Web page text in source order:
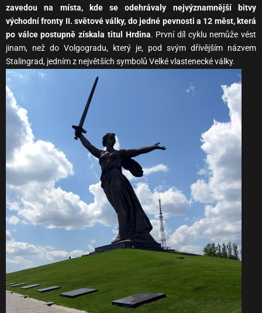
zavedou na místa, kde se odehrávaly nejvýznamnější bitvy
východní fronty II. světové války, do jedné pevnosti a 12 měst, která
po válce postupně získala titul Hrdina. První díl cyklu nemůže vést
jinam, než do Volgogradu, který je, pod svým dřívějším názvem
Stalingrad, jedním z největších symbolů Velké vlastenecké války.